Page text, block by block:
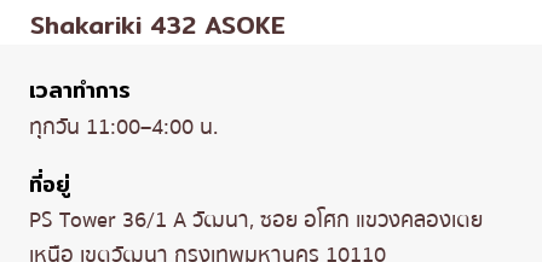
Shakariki 432 ASOKE
เวลาทำการ
ทุกวัน 11:00–4:00 น.
ที่อยู่
PS Tower 36/1 A วัฒนา, ซอย อโศก แขวงคลองเตย
เหนือ เขตวัฒนา กรุงเทพมหานคร 10110